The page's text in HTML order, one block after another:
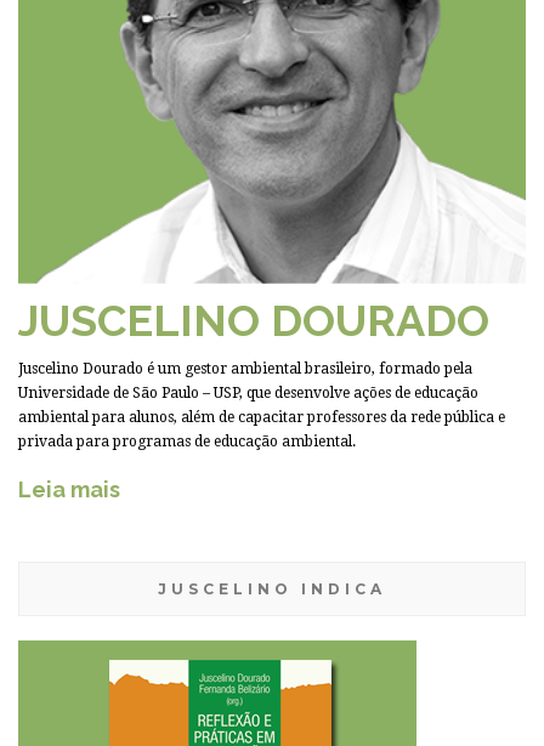
JUSCELINO DOURADO
Juscelino Dourado é um gestor ambiental brasileiro, formado pela
Universidade de São Paulo – USP, que desenvolve ações de educação
ambiental para alunos, além de capacitar professores da rede pública e
privada para programas de educação ambiental.
Leia mais
JUSCELINO INDICA